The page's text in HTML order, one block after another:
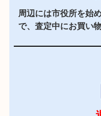
全国展開している
お客様でも安心し